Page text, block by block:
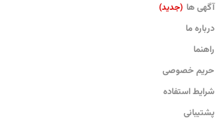
آگهی ها (جدید)
درباره ما
راهنما
حریم خصوصی
شرایط استفاده
پشتیبانی